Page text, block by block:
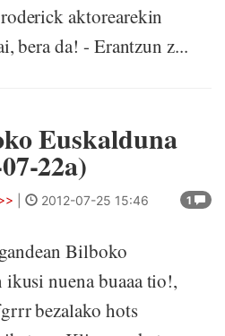
aktorearekin
bera da! - Erantzun z...
Euskalduna
22a)
1
2012-07-25 15:46
Bilboko
nuena buaaa tio!,
bezalako hots